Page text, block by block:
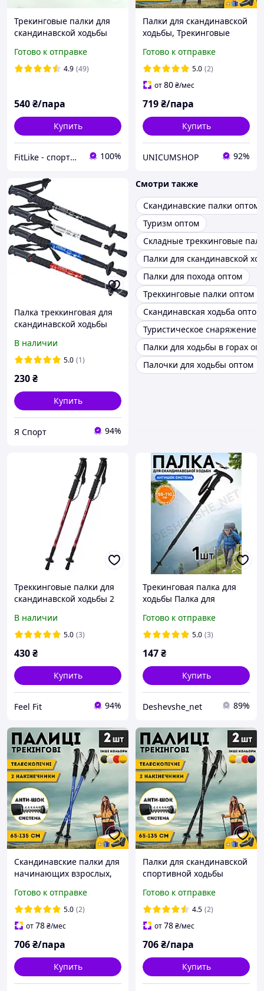
Трекинговые палки для
скандинавской ходьбы
скандинавские палки
антишок
Готово к отправке
4.9 (49)
540₴/пара
Купить
FitLike - спортивний інтернет-магазин 100%
Палки для скандинавской
ходьбы, Трекинговые
Туристические палки
Hechpro черные 3924
Готово к отправке
5.0 (2)
от80₴/мес
719₴/пара
Купить
UNICUMSHOP 92%
Палка треккинговая для
скандинавской ходьбы
ассортименте
В наличии
5.0 (1)
230₴
Купить
Я Спорт 94%
Смотри также
Скандинавские палки оптом
Туризм оптом
Складные треккинговые
Палки для скандинавской
Палки для похода оптом
Треккинговые палки оптом
Скандинавская ходьба оптом
Туристическое снаряжение
Палки для ходьбы в горах
Палочки для ходьбы оптом
Треккинговые палки для
скандинавской ходьбы 2
Красный
В наличии
5.0 (3)
430₴
Купить
Feel Fit 94%
Трекинговая палка для
ходьбы Палка для
трекинга скандинавской
ходьбы Profi MS 2019-1
Готово к отправке
5.0 (3)
147₴
Купить
Deshevshe_net 89%
Скандинавские палки для
начинающих взрослых,
нордической ходьбы
Hechpro 3924 синие
Готово к отправке
5.0 (2)
от78₴/мес
706₴/пара
Купить
Палки для скандинавской
спортивной ходьбы
палки для альпинизма
Hechpro 3924 черные
Готово к отправке
4.5 (2)
от78₴/мес
706₴/пара
Купить